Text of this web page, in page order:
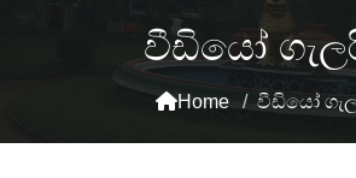
වීඩියෝ
Home / වීඩියෝ